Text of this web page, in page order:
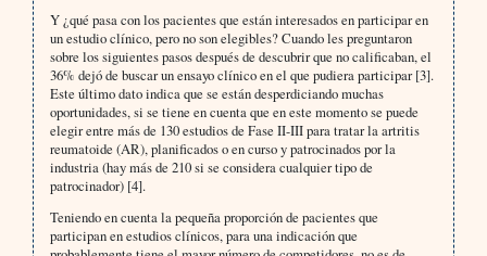
Y ¿qué pasa con los pacientes que están interesados en participar en
un estudio clínico, pero no son elegibles? Cuando les preguntaron
sobre los siguientes pasos después de descubrir que no calificaban, el
36% dejó de buscar un ensayo clínico en el que pudiera participar [3].
Este último dato indica que se están desperdiciando muchas
oportunidades, si se tiene en cuenta que en este momento se puede
elegir entre más de 130 estudios de Fase II-III para tratar la artritis
reumatoide (AR), planificados o en curso y patrocinados por la
industria (hay más de 210 si se considera cualquier tipo de
patrocinador) [4].
Teniendo en cuenta la pequeña proporción de pacientes que
participan en estudios clínicos, para una indicación que